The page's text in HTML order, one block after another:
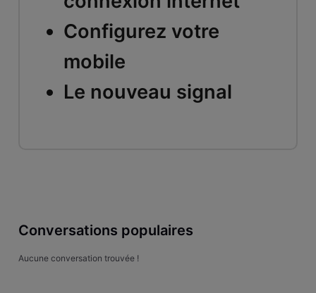
Configurez votre
mobile
Le nouveau signal
Conversations populaires
Aucune conversation trouvée !